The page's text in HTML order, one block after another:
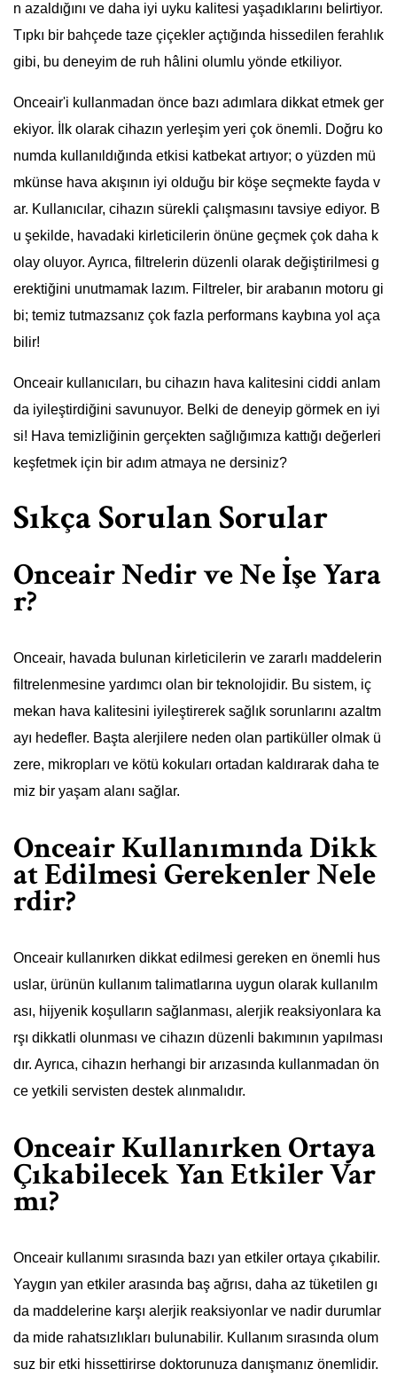
n azaldığını ve daha iyi uyku kalitesi yaşadıklarını belirtiyor.
Tıpkı bir bahçede taze çiçekler açtığında hissedilen ferahlık
gibi, bu deneyim de ruh hâlini olumlu yönde etkiliyor.
Onceair'i kullanmadan önce bazı adımlara dikkat etmek ger
ekiyor. İlk olarak cihazın yerleşim yeri çok önemli. Doğru ko
numda kullanıldığında etkisi katbekat artıyor; o yüzden mü
mkünse hava akışının iyi olduğu bir köşe seçmekte fayda v
ar. Kullanıcılar, cihazın sürekli çalışmasını tavsiye ediyor. B
u şekilde, havadaki kirleticilerin önüne geçmek çok daha k
olay oluyor. Ayrıca, filtrelerin düzenli olarak değiştirilmesi g
erektiğini unutmamak lazım. Filtreler, bir arabanın motoru gi
bi; temiz tutmazsanız çok fazla performans kaybına yol aça
bilir!
Onceair kullanıcıları, bu cihazın hava kalitesini ciddi anlam
da iyileştirdiğini savunuyor. Belki de deneyip görmek en iyi
si! Hava temizliğinin gerçekten sağlığımıza kattığı değerleri
keşfetmek için bir adım atmaya ne dersiniz?
Sıkça Sorulan Sorular
Onceair Nedir ve Ne İşe Yara
r?
Onceair, havada bulunan kirleticilerin ve zararlı maddelerin
filtrelenmesine yardımcı olan bir teknolojidir. Bu sistem, iç
mekan hava kalitesini iyileştirerek sağlık sorunlarını azaltm
ayı hedefler. Başta alerjilere neden olan partiküller olmak ü
zere, mikropları ve kötü kokuları ortadan kaldırarak daha te
miz bir yaşam alanı sağlar.
Onceair Kullanımında Dikk
at Edilmesi Gerekenler Nele
rdir?
Onceair kullanırken dikkat edilmesi gereken en önemli hus
uslar, ürünün kullanım talimatlarına uygun olarak kullanılm
ası, hijyenik koşulların sağlanması, alerjik reaksiyonlara ka
rşı dikkatli olunması ve cihazın düzenli bakımının yapılması
dır. Ayrıca, cihazın herhangi bir arızasında kullanmadan ön
ce yetkili servisten destek alınmalıdır.
Onceair Kullanırken Ortaya
Çıkabilecek Yan Etkiler Var
mı?
Onceair kullanımı sırasında bazı yan etkiler ortaya çıkabilir.
Yaygın yan etkiler arasında baş ağrısı, daha az tüketilen gı
da maddelerine karşı alerjik reaksiyonlar ve nadir durumlar
da mide rahatsızlıkları bulunabilir. Kullanım sırasında olum
suz bir etki hissettirirse doktorunuza danışmanız önemlidir.